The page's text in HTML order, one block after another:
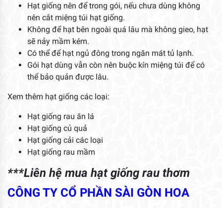
Hạt giống nên để trong gói, nếu chưa dùng không
nên cắt miệng túi hạt giống.
Không để hạt bên ngoài quá lâu mà không gieo, hạt
sẽ nảy mầm kém.
Có thể để hạt ngủ đông trong ngăn mát tủ lạnh.
Gói hạt dùng vẫn còn nên buộc kín miệng túi để có
thể bảo quản được lâu.
Xem thêm hạt giống các loại:
Hạt giống rau ăn lá
Hạt giống củ quả
Hạt giống cải các loại
Hạt giống rau mầm
***Liên hệ mua hạt giống rau thơm
CÔNG TY CỔ PHẦN SÀI GÒN HOA